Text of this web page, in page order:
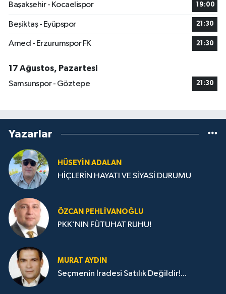
Başakşehir - Kocaelispor
19:00
Beşiktaş - Eyüpspor 21:30
Amed - Erzurumspor FK 21:30
17 Ağustos, Pazartesi
Samsunspor - Göztepe
21:30
Yazarlar
HÜSEYIN ADALAN
HİÇLERİN HAYATI VE SİYASİ DURUMU
ÖZCAN PEHLIVANOĞLU
PKK’NIN FÜTUHAT RUHU!
MURAT AYDIN
Seçmenin İradesi Satılık Değildir!...